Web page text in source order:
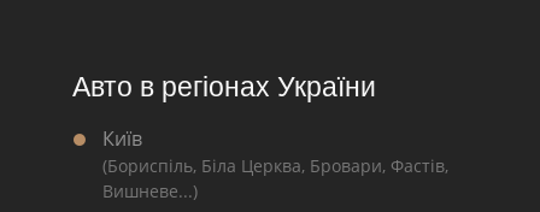
Авто в регіонах України
Київ
(Бориспіль, Біла Церква, Бровари, Фастів,
Вишневе...)